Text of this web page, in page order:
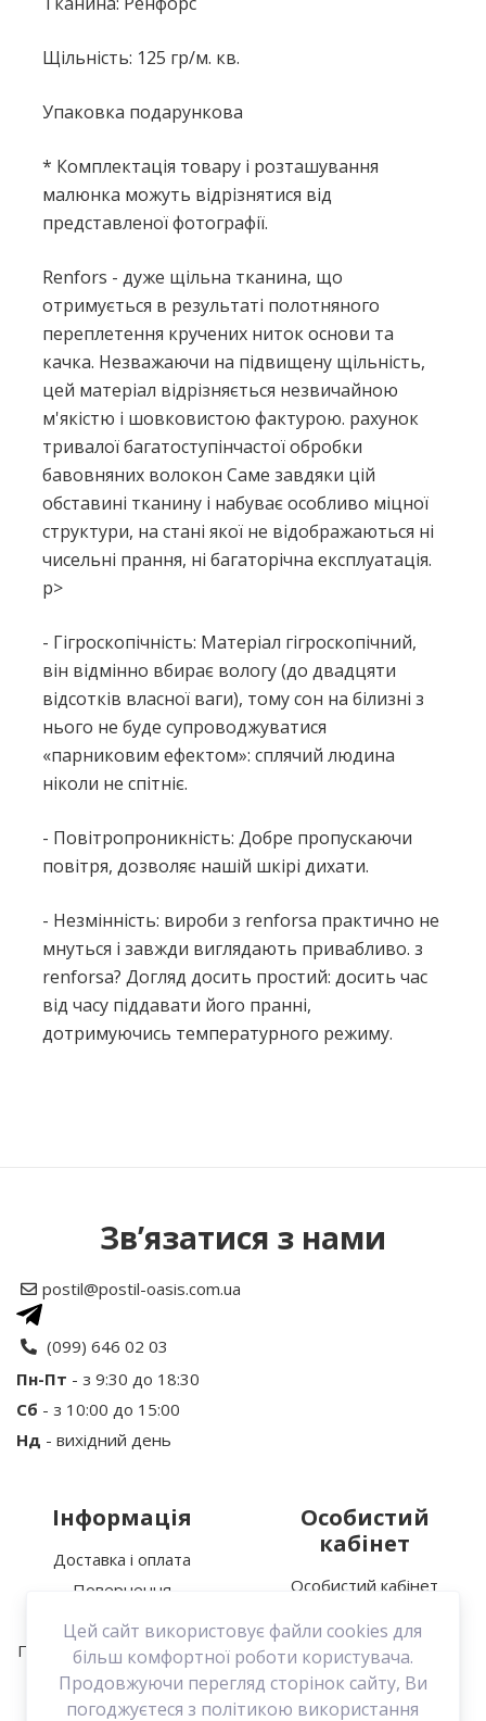
Щільність: 125 гр/м. кв.
Упаковка подарункова
* Комплектація товару і розташування
малюнка можуть відрізнятися від
представленої фотографії.
Renfors - дуже щільна тканина, що
отримується в результаті полотняного
переплетення кручених ниток основи та
качка. Незважаючи на підвищену щільність,
цей матеріал відрізняється незвичайною
м'якістю і шовковистою фактурою. рахунок
тривалої багатоступінчастої обробки
бавовняних волокон Саме завдяки цій
обставині тканину і набуває особливо міцної
структури, на стані якої не відображаються ні
чисельні прання, ні багаторічна експлуатація.
p>
- Гігроскопічність: Матеріал гігроскопічний,
він відмінно вбирає вологу (до двадцяти
відсотків власної ваги), тому сон на білизні з
нього не буде супроводжуватися
«парниковим ефектом»: сплячий людина
ніколи не спітніє.
- Повітропроникність: Добре пропускаючи
повітря, дозволяє нашій шкірі дихати.
- Незмінність: вироби з renforsa практично не
мнуться і завжди виглядають привабливо. з
renforsa? Догляд досить простий: досить час
від часу піддавати його пранні,
дотримуючись температурного режиму.
Рейтинг
Ваш відгук
Увага:HTML не підтримується!
Продовжити
Цей сайт використовує файли cookies для
більш комфортної роботи користувача.
Продовжуючи перегляд сторінок сайту, Ви
погоджуєтеся з політикою використання
Зв’язатися з нами
postil@postil-oasis.com.ua
(099) 646 02 03
Пн-Пт - з 9:30 до 18:30
Сб - з 10:00 до 15:00
Нд - вихідний день
Інформація
Доставка і оплата
Повернення
Про нас
Політика конфіденційності
Зв’язатися з нами
Договір оферти
Особистий
кабінет
Особистий кабінет
Мої закладки